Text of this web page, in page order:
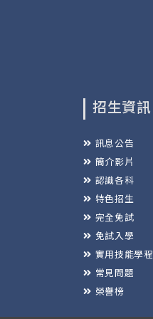
招生資訊
訊息公告
簡介影片
認識各科
特色招生
完全免試
免試入學
實用技能學程
常見問題
榮譽榜